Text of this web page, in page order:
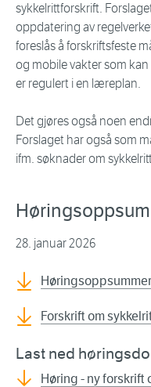
sykkelrittforskrift.
oppdatering av
foreslås å forskriftsfeste
og mobile vakter som
er regulert i en læreplan.
Det gjøres også noen
Forslaget har også som
ifm. søknader om
28. januar 2026
Forskrift om
Last ned
Høring - ny forskrift